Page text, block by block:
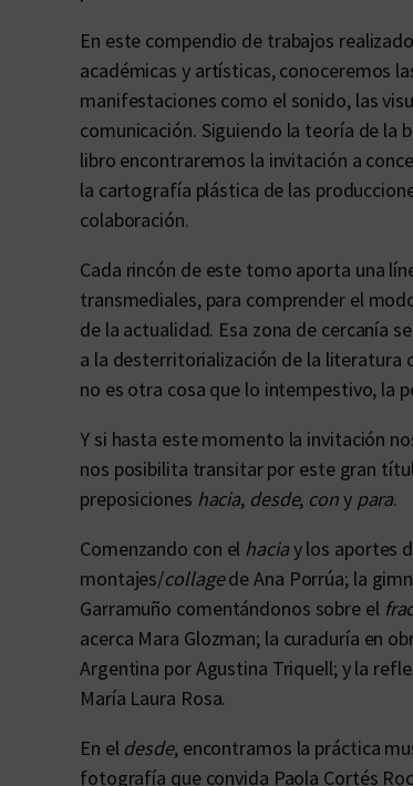
En este compendio de trabajos
académicas y artísticas, conoceremos
manifestaciones como el sonido, las
comunicación. Siguiendo la teoría de la
libro encontraremos la invitación a
la cartografía plástica de las
colaboración.
Cada rincón de este tomo aporta una
transmediales, para comprender el
de la actualidad. Esa zona de cercanía
a la desterritorialización de la literatura
no es otra cosa que lo intempestivo, la
Y si hasta este momento la invitación
nos posibilita transitar por este gran
preposiciones hacia, desde, cony para.
Comenzando con el haciay los aportes
montajes/collagede Ana Porrúa; la
Garramuño comentándonos sobre el
acerca Mara Glozman; la curaduría en
Argentina por Agustina Triquell; y la
María Laura Rosa.
En el desde, encontramos la práctica
fotografía que convida Paola Cortés